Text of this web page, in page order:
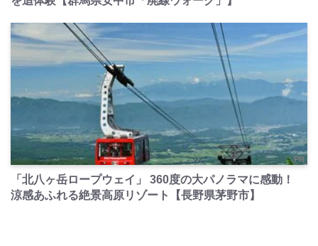
PR
「北八ヶ岳ロープウェイ」 360度の大パノラマに感動！
涼感あふれる絶景高原リゾート【長野県茅野市】